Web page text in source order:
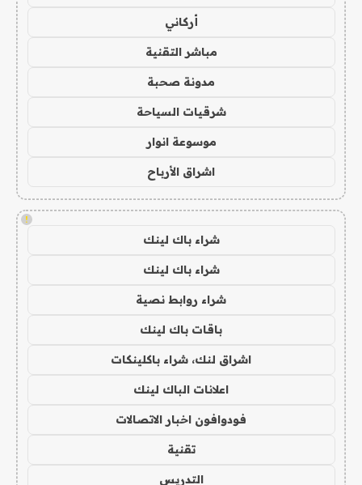
أركاني
مباشر التقنية
مدونة صحبة
شرقيات السياحة
موسوعة انوار
اشراق الأرباح
!
شراء باك لينك
شراء باك لينك
شراء روابط نصية
باقات باك لينك
اشراق لنك، شراء باكلينكات
اعلانات الباك لينك
فودوافون اخبار الاتصالات
تقنية
التدريس